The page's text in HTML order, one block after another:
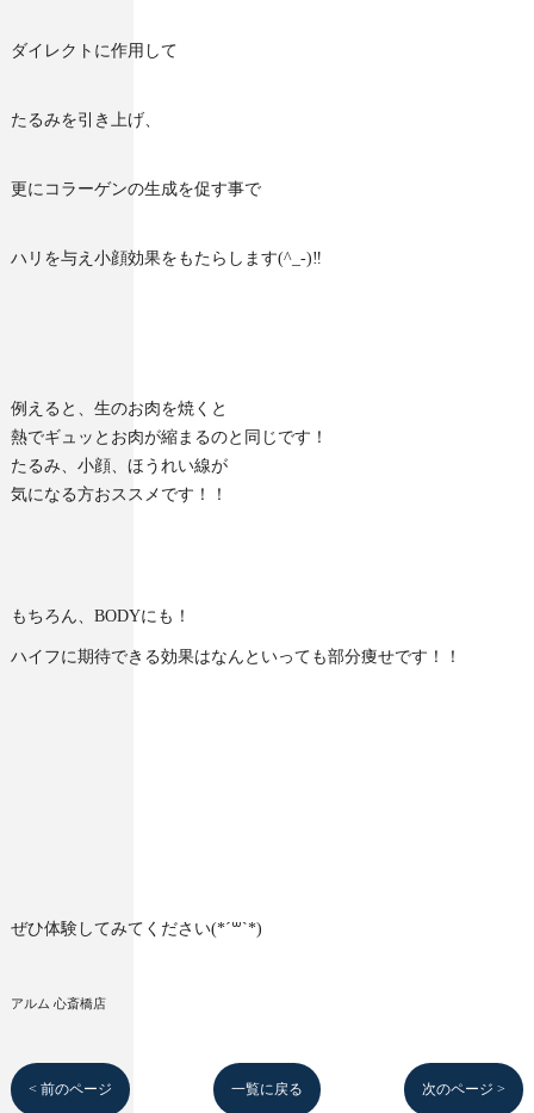
ダイレクトに作用して
たるみを引き上げ、
更にコラーゲンの生成を促す事で
ハリを与え小顔効果をもたらします(^_-)‼︎
例えると、生のお肉を焼くと
熱でギュッとお肉が縮まるのと同じです！
たるみ、小顔、ほうれい線が
気になる方おススメです！！
もちろん、BODYにも！
ハイフに期待できる効果はなんといっても部分痩せです！！
ぜひ体験してみてください(*´꒳`*)
アルム 心斎橋店
< 前のページ 一覧に戻る 次のページ >